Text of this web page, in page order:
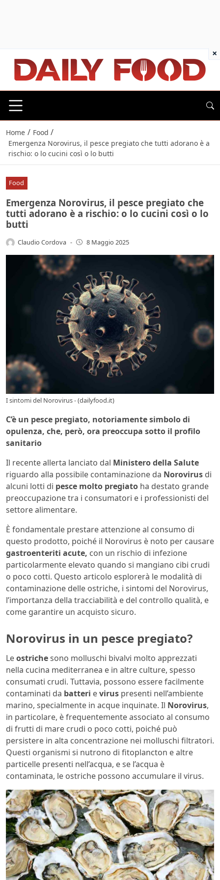
Home / Food /
Emergenza Norovirus, il pesce pregiato che tutti adorano è a
rischio: o lo cucini così o lo butti
Food
Emergenza Norovirus, il pesce pregiato che
tutti adorano è a rischio: o lo cucini così o lo
butti
Claudio Cordova - 8 Maggio 2025
I sintomi del Norovirus - (dailyfood.it)
C’è un pesce pregiato, notoriamente simbolo di
opulenza, che, però, ora preoccupa sotto il profilo
sanitario
Il recente allerta lanciato dal Ministero della Salute
riguardo alla possibile contaminazione da Norovirus di
alcuni lotti di pesce molto pregiato ha destato grande
preoccupazione tra i consumatori e i professionisti del
settore alimentare.
È fondamentale prestare attenzione al consumo di
questo prodotto, poiché il Norovirus è noto per causare
gastroenteriti acute, con un rischio di infezione
particolarmente elevato quando si mangiano cibi crudi
o poco cotti. Questo articolo esplorerà le modalità di
contaminazione delle ostriche, i sintomi del Norovirus,
l’importanza della tracciabilità e del controllo qualità, e
come garantire un acquisto sicuro.
Norovirus in un pesce pregiato?
Leostrichesono molluschi bivalvi molto apprezzati
nella cucina mediterranea e in altre culture, spesso
consumati crudi. Tuttavia, possono essere facilmente
contaminati da batteri evirus presenti nell’ambiente
marino, specialmente in acque inquinate. Il Norovirus,
in particolare, è frequentemente associato al consumo
di frutti di mare crudi o poco cotti, poiché può
persistere in alta concentrazione nei molluschi filtratori.
Questi organismi si nutrono di fitoplancton e altre
particelle presenti nell’acqua, e se l’acqua è
contaminata, le ostriche possono accumulare il virus.
×